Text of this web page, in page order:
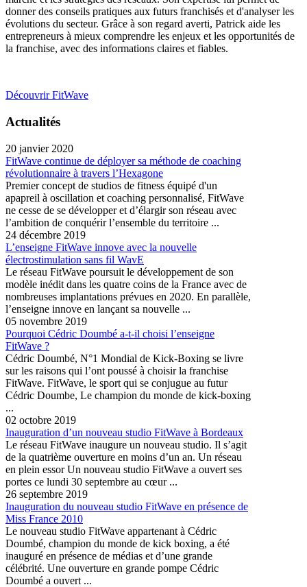
donner des conseils pratiques aux futurs franchisés et d'analyser les
évolutions du secteur. Grâce à son regard averti, Patrick aide les
entrepreneurs à mieux comprendre les enjeux et les opportunités de
la franchise, avec des informations claires et fiables.
Découvrir FitWave
Actualités
20 janvier 2020
FitWave continue de déployer sa méthode de coaching
révolutionnaire à travers l’Hexagone
Premier concept de studios de fitness équipé d'un
apapreil à oscillation et coaching personnalisé, FitWave
ne cesse de se développer et d’élargir son réseau avec
l’ambition de conquérir l’ensemble du territoire ...
24 décembre 2019
L’enseigne FitWave innove avec la nouvelle
électrostimulation sans fil Wav­E
Le réseau FitWave poursuit le développement de son
modèle inédit dans les quatre coins de la France avec de
nombreuses implantations prévues en 2020. En parallèle,
l’enseigne innove en lançant sa nouvelle ...
05 novembre 2019
Pourquoi Cédric Doumbé a-t-il choisi l’enseigne
FitWave ?
Cédric Doumbé, N°1 Mondial de Kick-Boxing se livre
sur les raisons qui l’ont poussé à choisir la franchise
FitWave. FitWave, le sport qui se conjugue au futur
Cédric Doumbe, Le champion du monde de kick-boxing
...
02 octobre 2019
Inauguration d’un nouveau studio FitWave à Bordeaux
Le réseau FitWave inaugure un nouveau studio. Il s’agit
de la quatrième ouverture en moins d’un an. Un réseau
en plein essor Un nouveau studio FitWave a ouvert ses
portes ce lundi 30 septembre au cœur ...
26 septembre 2019
Inauguration du nouveau studio FitWave en présence de
Miss France 2010
Le nouveau studio FitWave appartenant à Cédric
Doumbé, champion du monde de kick boxing, a été
inauguré en présence de médias et d’une grande
célébrité. Une ouverture en grande pompe Cédric
Doumbé a ouvert ...